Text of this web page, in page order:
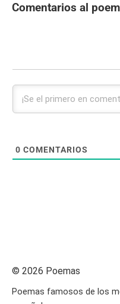
Comentarios al
0 COMENTARIOS
© 2026 Poemas
Poemas famosos de los